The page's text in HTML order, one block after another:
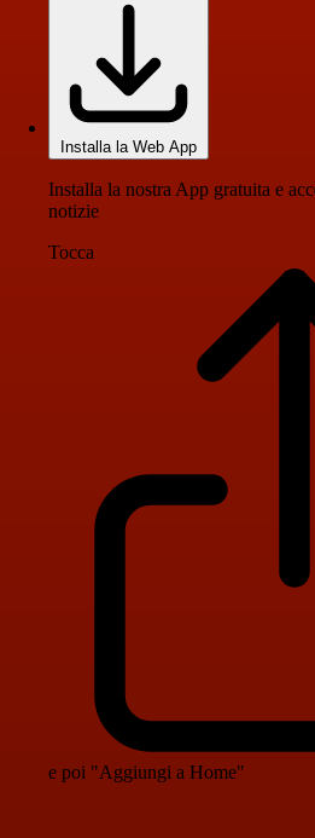
Installa la Web App
Installa la nostra App gratuita e
notizie
Tocca
e poi "Aggiungi a Home"